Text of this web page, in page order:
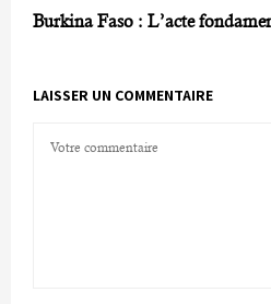
Burkina Faso : L’acte
LAISSER UN COMMENTAIRE